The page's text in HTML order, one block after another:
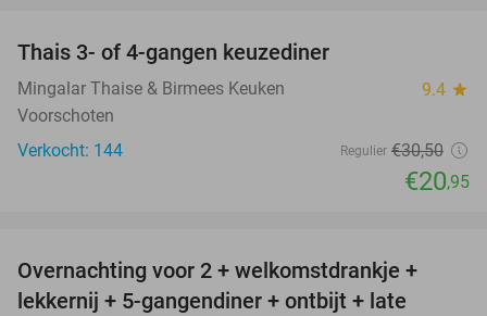
Thais 3- of 4-gangen keuzediner
Mingalar Thaise & Birmees Keuken 9.4 star
Voorschoten
Verkocht: 144
Regulier €30,50
€20,95
Overnachting voor 2 + welkomstdrankje +
lekkernij + 5-gangendiner + ontbijt + late